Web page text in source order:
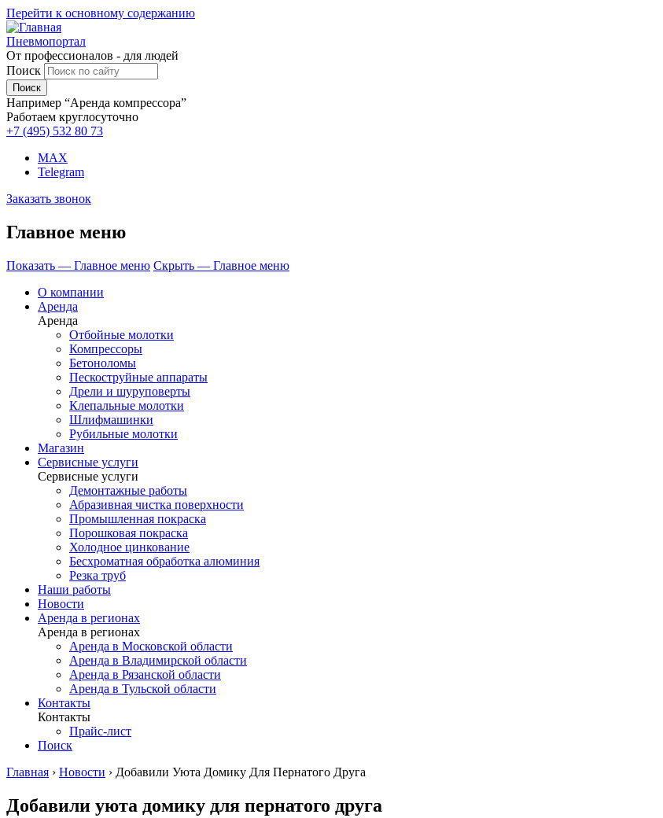
Перейти к основному содержанию
Пневмопортал
От профессионалов - для людей
Поиск
Например “Аренда компрессора”
Работаем круглосуточно
+7 (495) 532 80 73
MAX
Telegram
Заказать звонок
Главное меню
Показать — Главное меню Скрыть — Главное меню
О компании
Аренда
Аренда
Отбойные молотки
Компрессоры
Бетоноломы
Пескоструйные аппараты
Дрели и шуруповерты
Клепальные молотки
Шлифмашинки
Рубильные молотки
Магазин
Сервисные услуги
Сервисные услуги
Демонтажные работы
Абразивная чистка поверхности
Промышленная покраска
Порошковая покраска
Холодное цинкование
Бесхроматная обработка алюминия
Резка труб
Наши работы
Новости
Аренда в регионах
Аренда в регионах
Аренда в Московской области
Аренда в Владимирской области
Аренда в Рязанской области
Аренда в Тульской области
Контакты
Контакты
Прайс-лист
Поиск
Главная › Новости › Добавили Уюта Домику Для Пернатого Друга
Добавили уюта домику для пернатого друга